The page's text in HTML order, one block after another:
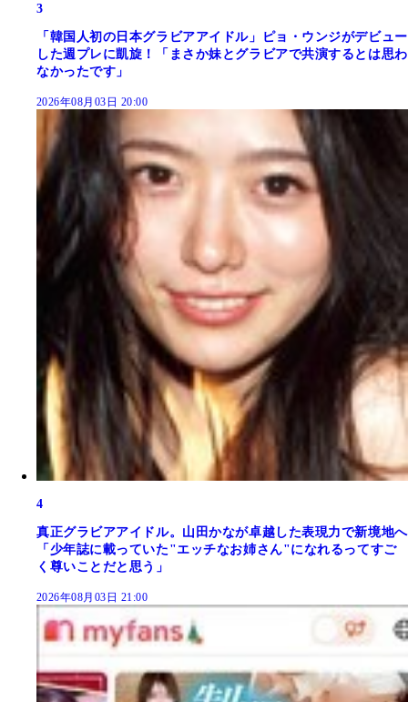
3
「韓国人初の日本グラビアアイドル」ピョ・ウンジがデビュー
した週プレに凱旋！「まさか妹とグラビアで共演するとは思わ
なかったです」
2026年08月03日 20:00
4
真正グラビアアイドル。山田かなが卓越した表現力で新境地へ
「少年誌に載っていた"エッチなお姉さん"になれるってすご
く尊いことだと思う」
2026年08月03日 21:00